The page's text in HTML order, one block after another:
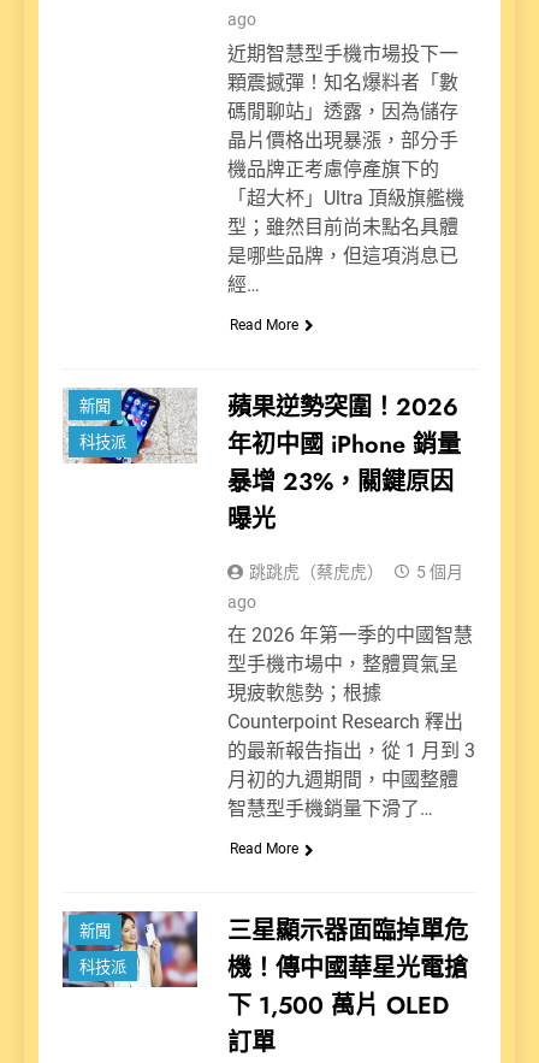
ago
近期智慧型手機市場投下一
顆震撼彈！知名爆料者「數
碼閒聊站」透露，因為儲存
晶片價格出現暴漲，部分手
機品牌正考慮停產旗下的
「超大杯」Ultra 頂級旗艦機
型；雖然目前尚未點名具體
是哪些品牌，但這項消息已
經…
Read More
新聞
科技派
蘋果逆勢突圍！2026
年初中國 iPhone 銷量
暴增 23%，關鍵原因
曝光
跳跳虎（蔡虎虎）
5 個月
ago
在 2026 年第一季的中國智慧
型手機市場中，整體買氣呈
現疲軟態勢；根據
Counterpoint Research 釋出
的最新報告指出，從 1 月到 3
月初的九週期間，中國整體
智慧型手機銷量下滑了…
Read More
新聞
科技派
三星顯示器面臨掉單危
機！傳中國華星光電搶
下 1,500 萬片 OLED
訂單